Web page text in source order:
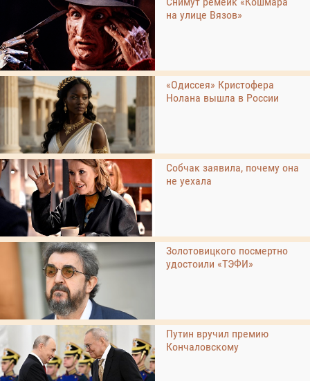
на улице Вязов»
«Одиссея» Кристофера
Нолана вышла в России
Собчак заявила, почему она
не уехала
Золотовицкого посмертно
удостоили «ТЭФИ»
Путин вручил премию
Кончаловскому